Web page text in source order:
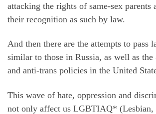
attacking the rights of same-sex parents
their recognition as such by law.
And then there are the attempts to pass
similar to those in Russia, as well as
and anti-trans policies in the United
This wave of hate, oppression and
not only affect us LGBTIAQ*